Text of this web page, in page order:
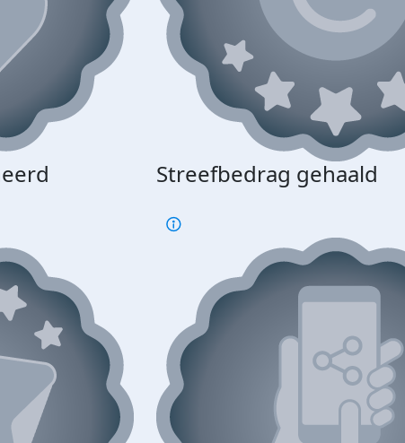
Streefbedrag gehaald